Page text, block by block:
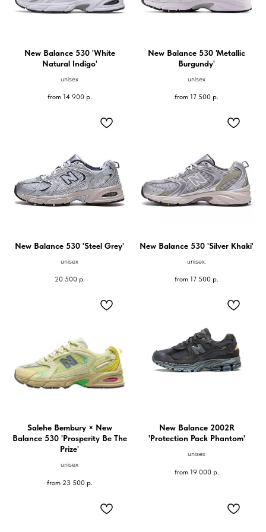
New Balance 530 'White
Natural Indigo'
unisex
from 14 900 р.
New Balance 530 'Metallic
Burgundy'
unisex
from 17 500 р.
New Balance 530 'Steel Grey'
unisex
20 500 р.
New Balance 530 'Silver Khaki'
unisex.
from 17 500 р.
Salehe Bembury × New
Balance 530 'Prosperity Be The
Prize'
unisex
from 23 500 р.
New Balance 2002R
'Protection Pack Phantom'
unisex
from 19 000 р.